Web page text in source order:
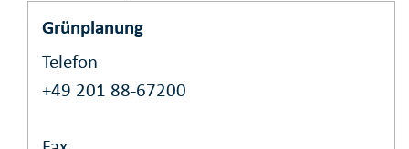
Grünplanung
Telefon
+49 201 88-67200